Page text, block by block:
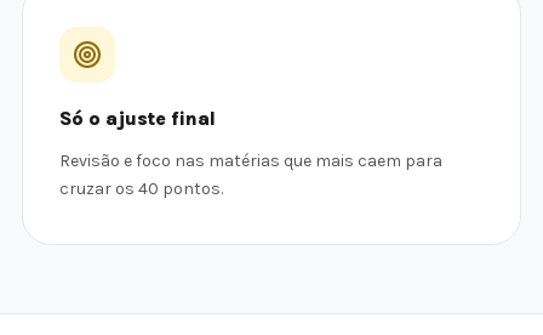
Só o ajuste final
Revisão e foco nas matérias que mais caem para
cruzar os 40 pontos.